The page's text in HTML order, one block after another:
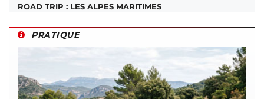
ROAD TRIP : LES ALPES MARITIMES
PRATIQUE